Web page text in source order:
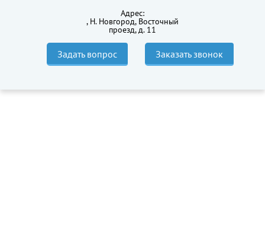
Адрес:
, Н. Новгород, Восточный
проезд, д. 11
Задать вопрос Заказать звонок